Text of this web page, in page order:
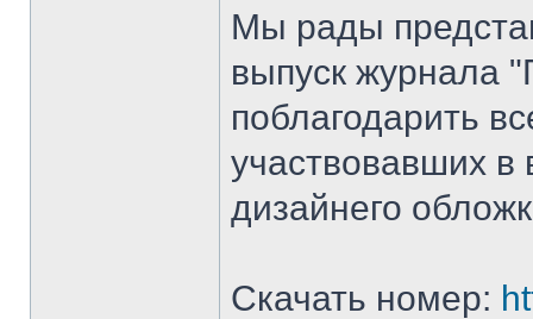
Мы рады
выпуск журнала
поблагодарить
участвовавших
дизайнего
Скачать номер: